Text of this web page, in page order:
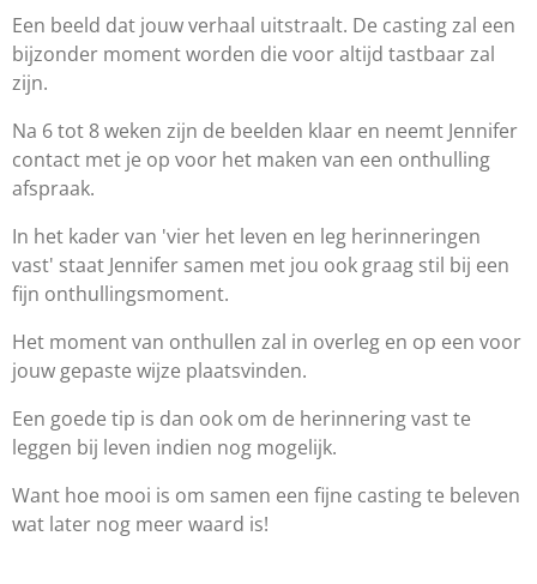
Een beeld dat jouw verhaal uitstraalt. De casting zal een
bijzonder moment worden die voor altijd tastbaar zal
zijn.
Na 6 tot 8 weken zijn de beelden klaar en neemt Jennifer
contact met je op voor het maken van een onthulling
afspraak.
In het kader van 'vier het leven en leg herinneringen
vast' staat Jennifer samen met jou ook graag stil bij een
fijn onthullingsmoment.
Het moment van onthullen zal in overleg en op een voor
jouw gepaste wijze plaatsvinden.
Een goede tip is dan ook om de herinnering vast te
leggen bij leven indien nog mogelijk.
Want hoe mooi is om samen een fijne casting te beleven
wat later nog meer waard is!